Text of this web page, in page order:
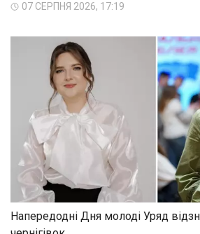
07 СЕРПНЯ 2026, 17:19
Напередодні Дня молоді Уряд